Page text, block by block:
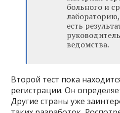
больного и
есть
ведомства.
Второй тест пока
регистрации. Он
Другие страны уже